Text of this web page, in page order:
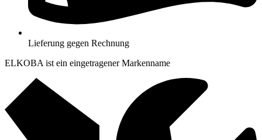
Lieferung gegen Rechnung
ELKOBA ist ein eingetragener Markenname